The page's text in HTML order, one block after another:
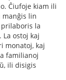
Ĉiufoje kiam ili
manĝis lin
la
ostoj kaj
monatoj, kaj
familianoj
ili disigis